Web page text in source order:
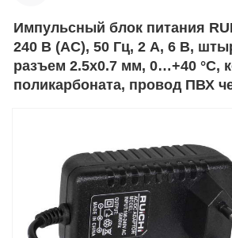
Импульсный блок питания RUICHI А002, 100-
240 В (AC), 50 Гц, 2 А, 6 В,
разъем 2.5х0.7 мм, 0…+40 °С,
поликарбоната, провод ПВХ